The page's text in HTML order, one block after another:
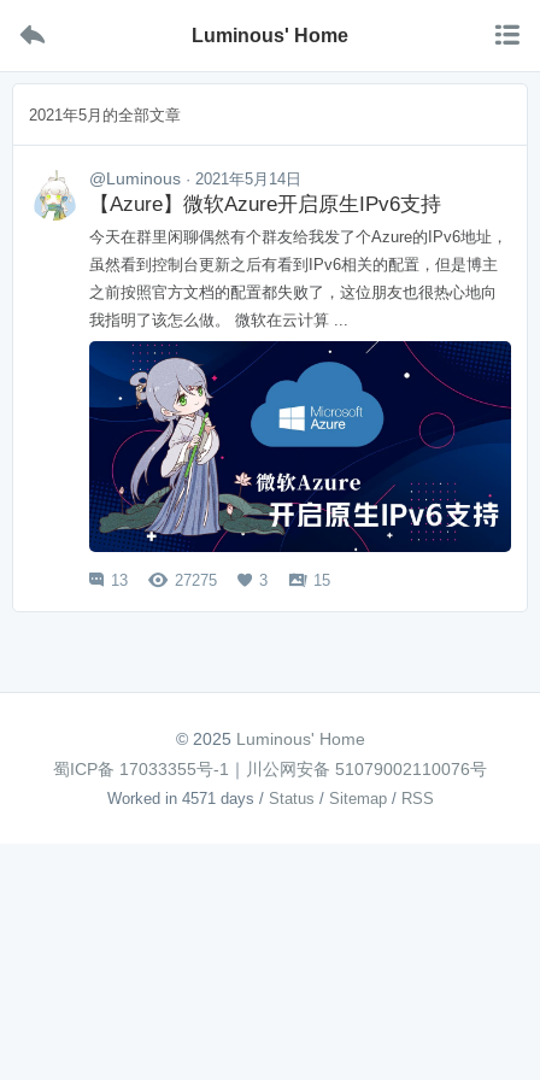
 Luminous' Home 
2021年5月的全部文章
@Luminous · 2021年5月14日
【Azure】微软Azure开启原生IPv6支持
今天在群里闲聊偶然有个群友给我发了个Azure的IPv6地址，
虽然看到控制台更新之后有看到IPv6相关的配置，但是博主
之前按照官方文档的配置都失败了，这位朋友也很热心地向
我指明了该怎么做。 微软在云计算 ...
 13  27275  3  15
© 2025 Luminous' Home
蜀ICP备 17033355号-1 ｜ 川公网安备 51079002110076号
Worked in 4571 days / Status / Sitemap / RSS